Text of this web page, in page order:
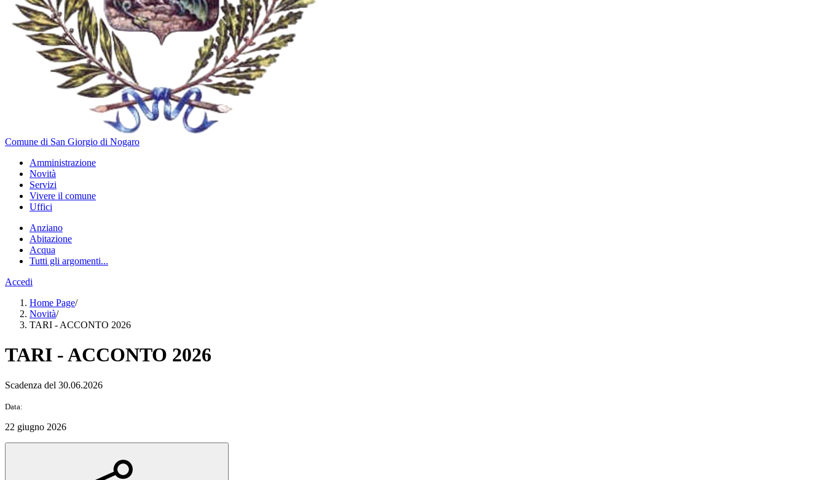
Comune di San Giorgio di Nogaro
Amministrazione
Novità
Servizi
Vivere il comune
Uffici
Anziano
Abitazione
Acqua
Tutti gli argomenti...
Accedi
Home Page/
Novità/
TARI - ACCONTO 2026
TARI - ACCONTO 2026
Scadenza del 30.06.2026
Data:
22 giugno 2026